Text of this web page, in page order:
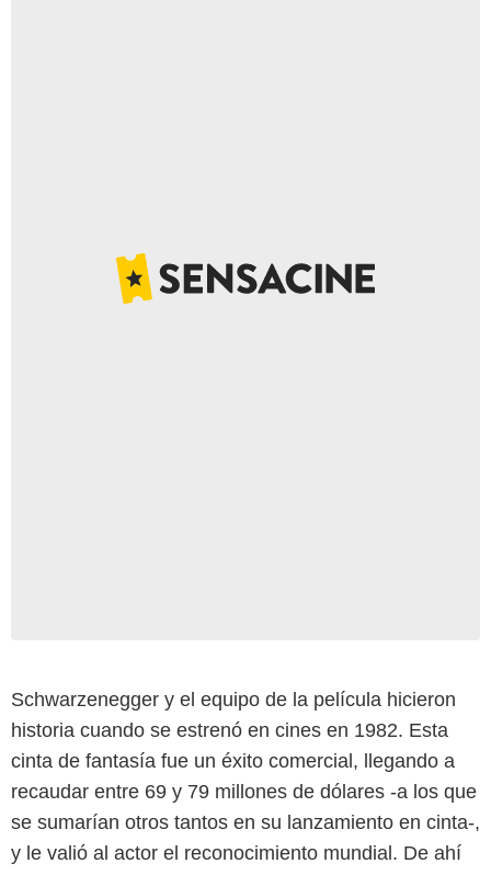
Schwarzenegger y el equipo de la película hicieron
historia cuando se estrenó en cines en 1982. Esta
cinta de fantasía fue un éxito comercial, llegando a
recaudar entre 69 y 79 millones de dólares -a los que
se sumarían otros tantos en su lanzamiento en cinta-,
y le valió al actor el reconocimiento mundial. De ahí